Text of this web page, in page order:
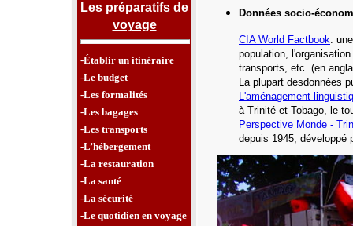
Les préparatifs de
voyage
-Établir un itinéraire
-Le budget
-Les formalités
-Les bagages
-Les transports
-L’hébergement
-La restauration
-La santé
-La sécurité
-Le quotidien en voyage
Données socio-
CIA World Factbook:
population,
transports, etc. (en
La plupart desdonnées
L'aménagement
à Trinité-et-Tobago, le
Perspective Monde -
depuis 1945, développé